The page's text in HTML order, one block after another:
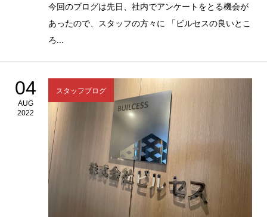
今回のブログは先日、社内でアンケートをとる機会が
あったので、スタッフの方々に 「ビルセスの良いとこ
ろ...
04
AUG
2022
スタッフブログ